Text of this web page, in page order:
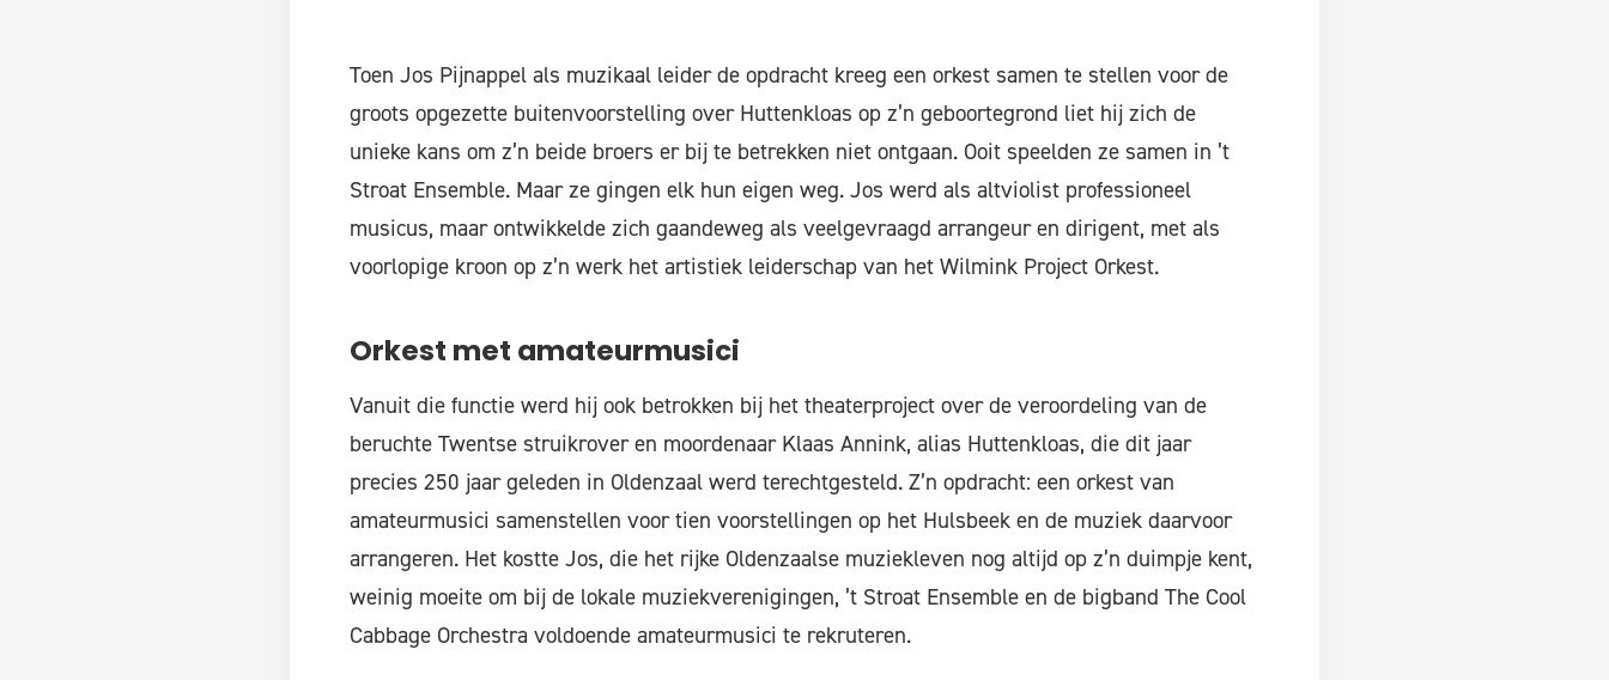
Toen Jos Pijnappel als muzikaal leider de opdracht kreeg een orkest samen te stellen voor de
groots opgezette buitenvoorstelling over Huttenkloas op z’n geboortegrond liet hij zich de
unieke kans om z’n beide broers er bij te betrekken niet ontgaan. Ooit speelden ze samen in ’t
Stroat Ensemble. Maar ze gingen elk hun eigen weg. Jos werd als altviolist professioneel
musicus, maar ontwikkelde zich gaandeweg als veelgevraagd arrangeur en dirigent, met als
voorlopige kroon op z’n werk het artistiek leiderschap van het Wilmink Project Orkest.
Orkest met amateurmusici
Vanuit die functie werd hij ook betrokken bij het theaterproject over de veroordeling van de
beruchte Twentse struikrover en moordenaar Klaas Annink, alias Huttenkloas, die dit jaar
precies 250 jaar geleden in Oldenzaal werd terechtgesteld. Z’n opdracht: een orkest van
amateurmusici samenstellen voor tien voorstellingen op het Hulsbeek en de muziek daarvoor
arrangeren. Het kostte Jos, die het rijke Oldenzaalse muziekleven nog altijd op z’n duimpje kent,
weinig moeite om bij de lokale muziekverenigingen, ’t Stroat Ensemble en de bigband The Cool
Cabbage Orchestra voldoende amateurmusici te rekruteren.